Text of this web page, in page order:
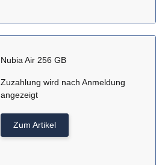
Nubia Air 256 GB
Zuzahlung wird nach Anmeldung
angezeigt
Zum Artikel